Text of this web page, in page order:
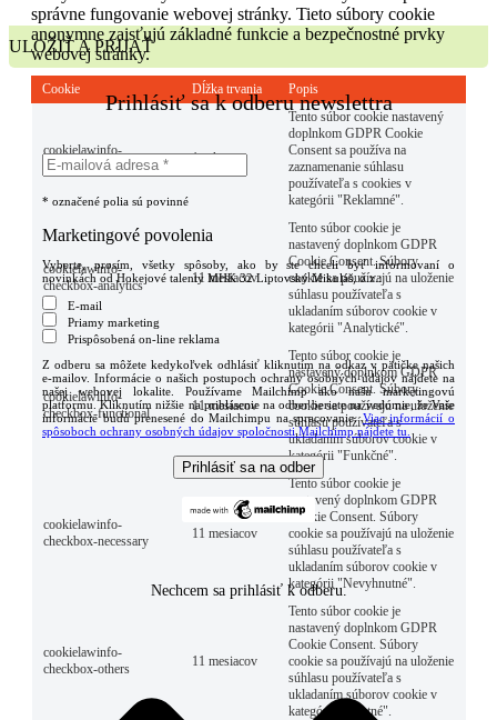
správne fungovanie webovej stránky. Tieto súbory cookie
anonymne zaisťujú základné funkcie a bezpečnostné prvky
webovej stránky.
Cookie Dĺžka trvania Popis
cookielawinfo-
checkbox-advertisement
1 rok
Tento súbor cookie nastavený
doplnkom GDPR Cookie
Consent sa používa na
zaznamenanie súhlasu
používateľa s cookies v
kategórii "Reklamné".
cookielawinfo-
checkbox-analytics
11 mesiacov
Tento súbor cookie je
nastavený doplnkom GDPR
Cookie Consent. Súbory
cookie sa používajú na uloženie
súhlasu používateľa s
ukladaním súborov cookie v
kategórii "Analytické".
cookielawinfo-
checkbox-functional
11 mesiacov
Tento súbor cookie je
nastavený doplnkom GDPR
Cookie Consent. Súbory
cookie sa používajú na uloženie
súhlasu používateľa s
ukladaním súborov cookie v
kategórii "Funkčné".
cookielawinfo-
checkbox-necessary
11 mesiacov
Tento súbor cookie je
nastavený doplnkom GDPR
Cookie Consent. Súbory
cookie sa používajú na uloženie
súhlasu používateľa s
ukladaním súborov cookie v
kategórii "Nevyhnutné".
cookielawinfo-
checkbox-others
11 mesiacov
Tento súbor cookie je
nastavený doplnkom GDPR
Cookie Consent. Súbory
cookie sa používajú na uloženie
súhlasu používateľa s
ukladaním súborov cookie v
kategórii "Ostatné".
ULOŽIŤ A PRIJAŤ
Prihlásiť sa k odberu newslettra
* označené polia sú povinné
Marketingové povolenia
Vyberte, prosím, všetky spôsoby, ako by ste chceli byť informovaní o
novinkách od Hokejové talenty MHK 32 Liptovský Mikuláš, o.z.:
E-mail
Priamy marketing
Prispôsobená on-line reklama
Z odberu sa môžete kedykoľvek odhlásiť kliknutím na odkaz v pätičke našich
e-mailov. Informácie o našich postupoch ochrany osobných údajov nájdete na
našej webovej lokalite. Používame Mailchimp ako našu marketingovú
platformu. Kliknutím nižšie na prihlásenie na odber beriete na vedomie, že Vaše
informácie budú prenesené do Mailchimpu na spracovanie.Viac informácií o
spôsoboch ochrany osobných údajov spoločnosti Mailchimp nájdete tu.
Nechcem sa prihlásiť k odberu.